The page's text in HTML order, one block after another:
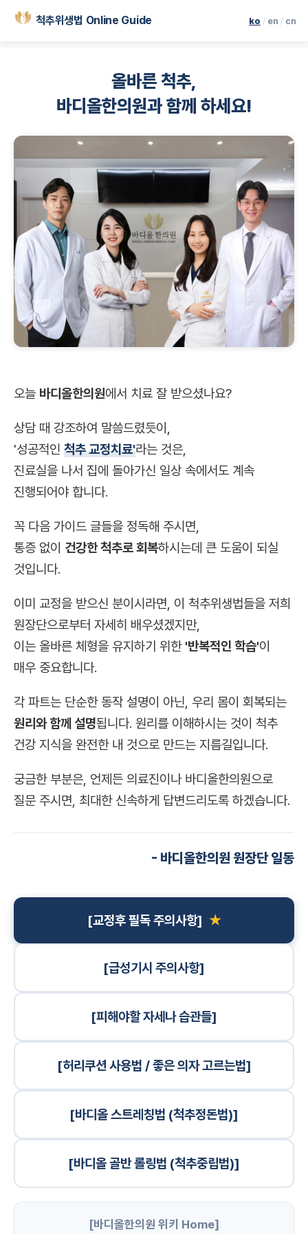
척추위생법 Online Guide ko / en / cn
올바른 척추,
바디올한의원과 함께 하세요!
오늘 바디올한의원에서 치료 잘 받으셨나요?
상담 때 강조하여 말씀드렸듯이,
'성공적인 척추 교정치료'라는 것은,
진료실을 나서 집에 돌아가신 일상 속에서도 계속
진행되어야 합니다.
꼭 다음 가이드 글들을 정독해 주시면,
통증 없이 건강한 척추로 회복하시는데 큰 도움이 되실
것입니다.
이미 교정을 받으신 분이시라면, 이 척추위생법들을 저희
원장단으로부터 자세히 배우셨겠지만,
이는 올바른 체형을 유지하기 위한 '반복적인 학습'이
매우 중요합니다.
각 파트는 단순한 동작 설명이 아닌, 우리 몸이 회복되는
원리와 함께 설명됩니다. 원리를 이해하시는 것이 척추
건강 지식을 완전한 내 것으로 만드는 지름길입니다.
궁금한 부분은, 언제든 의료진이나 바디올한의원으로
질문 주시면, 최대한 신속하게 답변드리도록 하겠습니다.
- 바디올한의원 원장단 일동
[교정후 필독 주의사항] ★
[급성기시 주의사항]
[피해야할 자세나 습관들]
[허리쿠션 사용법 / 좋은 의자 고르는법]
[바디올 스트레칭법 (척추정돈법)]
[바디올 골반 롤링법 (척추중립법)]
[바디올한의원 위키 Home]